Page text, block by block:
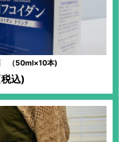
（50ml×10本)
込)